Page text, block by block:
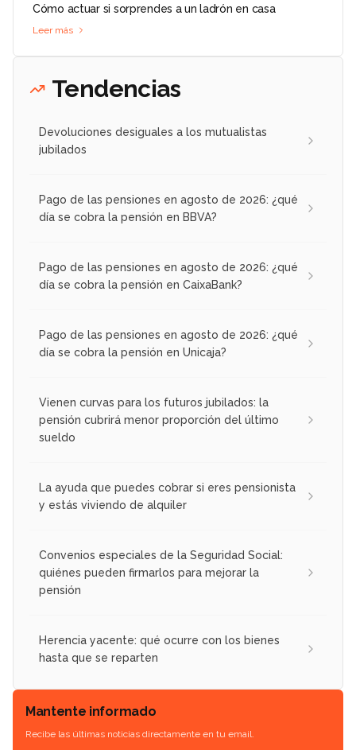
Cómo actuar si sorprendes a un ladrón en casa
Leer más
Tendencias
Devoluciones desiguales a los mutualistas
jubilados
Pago de las pensiones en agosto de 2026: ¿qué
día se cobra la pensión en BBVA?
Pago de las pensiones en agosto de 2026: ¿qué
día se cobra la pensión en CaixaBank?
Pago de las pensiones en agosto de 2026: ¿qué
día se cobra la pensión en Unicaja?
Vienen curvas para los futuros jubilados: la
pensión cubrirá menor proporción del último
sueldo
La ayuda que puedes cobrar si eres pensionista
y estás viviendo de alquiler
Convenios especiales de la Seguridad Social:
quiénes pueden firmarlos para mejorar la
pensión
Herencia yacente: qué ocurre con los bienes
hasta que se reparten
Mantente informado
Recibe las últimas noticias directamente en tu email.